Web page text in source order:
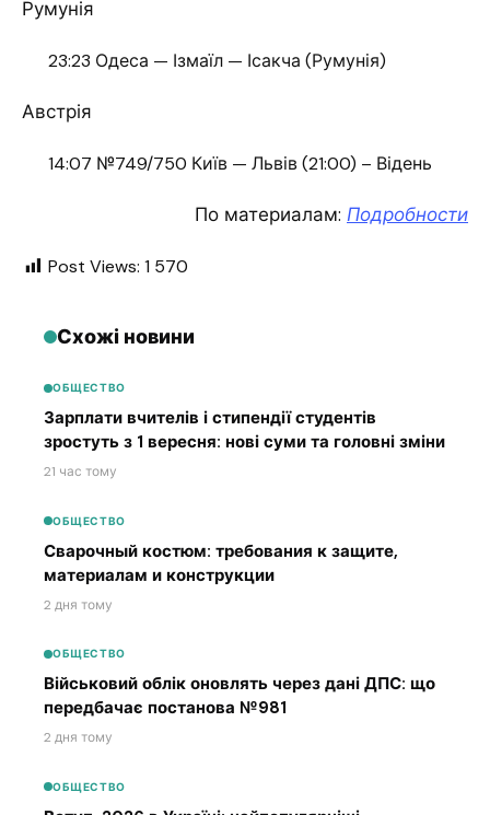
Румунія
23:23 Одеса — Ізмаїл — Ісакча (Румунія)
Австрія
14:07 №749/750 Київ — Львів (21:00) – Відень
По материалам: Подробности
Post Views: 1 570
Схожі новини
ОБЩЕСТВО
Зарплати вчителів і стипендії студентів
зростуть з 1 вересня: нові суми та головні зміни
21 час тому
ОБЩЕСТВО
Сварочный костюм: требования к защите,
материалам и конструкции
2 дня тому
ОБЩЕСТВО
Військовий облік оновлять через дані ДПС: що
передбачає постанова №981
2 дня тому
ОБЩЕСТВО